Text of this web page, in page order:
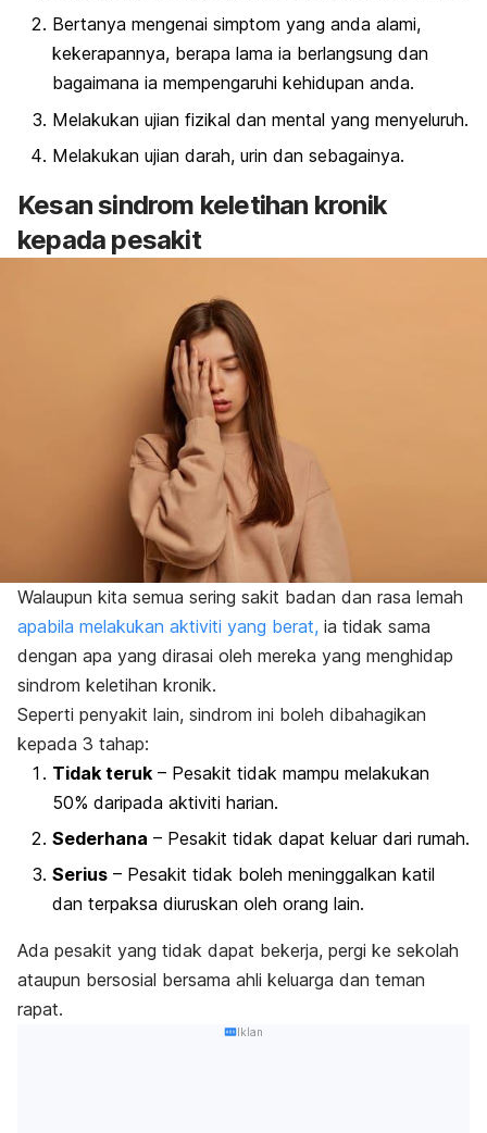
Bertanya mengenai simptom yang anda alami,
kekerapannya, berapa lama ia berlangsung dan
bagaimana ia mempengaruhi kehidupan anda.
Melakukan ujian fizikal dan mental yang menyeluruh.
Melakukan ujian darah, urin dan sebagainya.
Kesan sindrom keletihan kronik
kepada pesakit
Walaupun kita semua sering sakit badan dan rasa lemah
apabila melakukan aktiviti yang berat, ia tidak sama
dengan apa yang dirasai oleh mereka yang menghidap
sindrom keletihan kronik.
Seperti penyakit lain, sindrom ini boleh dibahagikan
kepada 3 tahap:
Tidak teruk – Pesakit tidak mampu melakukan
50% daripada aktiviti harian.
Sederhana – Pesakit tidak dapat keluar dari rumah.
Serius – Pesakit tidak boleh meninggalkan katil
dan terpaksa diuruskan oleh orang lain.
Ada pesakit yang tidak dapat bekerja, pergi ke sekolah
ataupun bersosial bersama ahli keluarga dan teman
rapat.
Iklan